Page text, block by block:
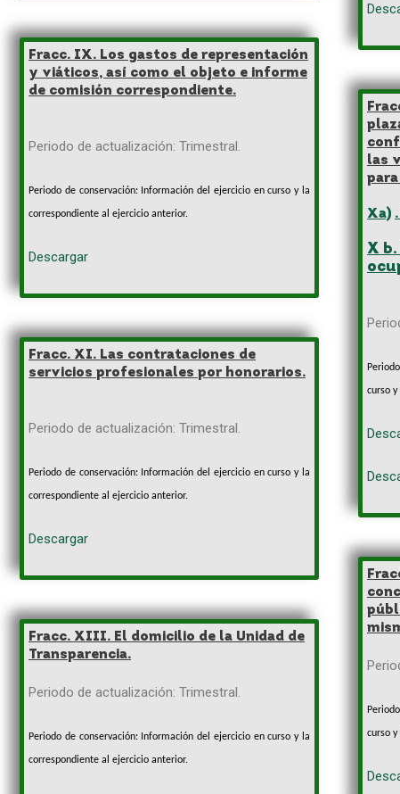
Fracc. IX. Los gastos de representación
y viáticos, así como el objeto e informe
de comisión correspondiente.
Periodo de actualización: Trimestral.
Periodo de conservación: Información del ejercicio en curso y la
correspondiente al ejercicio anterior.
Descargar
Fracc. XI. Las contrataciones de
servicios profesionales por honorarios.
Periodo de actualización: Trimestral.
Periodo de conservación: Información del ejercicio en curso y la
correspondiente al ejercicio anterior.
Descargar
Fracc. XIII. El domicilio de la Unidad de
Transparencia.
Periodo de actualización: Trimestral.
Periodo de conservación: Información del ejercicio en curso y la
correspondiente al ejercicio anterior.
las
Xa)
X
curso
curso